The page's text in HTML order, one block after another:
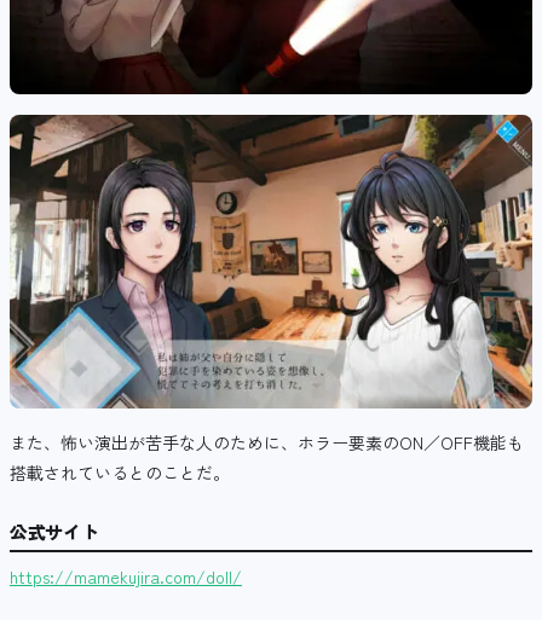
また、怖い演出が苦手な人のために、ホラー要素のON／OFF機能も
搭載されているとのことだ。
公式サイト
https://mamekujira.com/doll/